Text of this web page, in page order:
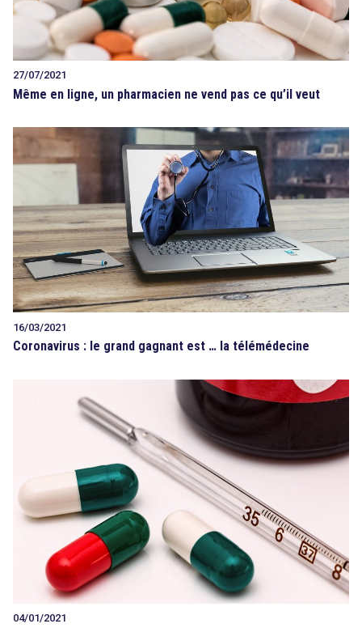
27/07/2021
Même en ligne, un pharmacien ne vend pas ce qu’il veut
16/03/2021
Coronavirus : le grand gagnant est … la télémédecine
04/01/2021